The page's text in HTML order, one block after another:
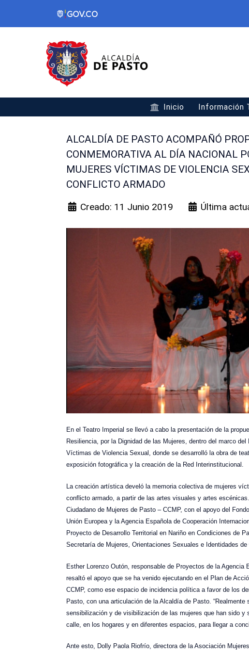
Inicio Información
ALCALDÍA DE PASTO ACOMPAÑÓ
CONMEMORATIVA AL DÍA NACIONAL
MUJERES VÍCTIMAS DE VIOLENCIA
CONFLICTO ARMADO
Creado: 11 Junio 2019 Última
En el Teatro Imperial se llevó a cabo la presentación de la
Resiliencia, por la Dignidad de las Mujeres, dentro del marco
Víctimas de Violencia Sexual, donde se desarrolló la obra de
exposición fotográfica y la creación de la Red Interinstitucional.
La creación artística develó la memoria colectiva de mujeres
conflicto armado, a partir de las artes visuales y artes
Ciudadano de Mujeres de Pasto – CCMP, con el apoyo del
Unión Europea y la Agencia Española de Cooperación
Proyecto de Desarrollo Territorial en Nariño en Condiciones de
Secretaría de Mujeres, Orientaciones Sexuales e Identidades de
Esther Lorenzo Outón, responsable de Proyectos de la Agencia
resaltó el apoyo que se ha venido ejecutando en el Plan de
CCMP, como ese espacio de incidencia política a favor de los
Pasto, con una articulación de la Alcaldía de Pasto.
sensibilización y de visibilización de las mujeres que han sido
calle, en los hogares y en diferentes espacios, para llegar a
Ante esto, Dolly Paola Riofrío, directora de la Asociación